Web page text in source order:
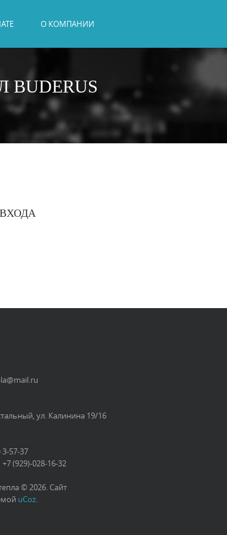
О КОМПАНИИ
ул. Калинина 19/16
3-57-37
(929)-028-16-32
© 2026. Сайт
uCoz.